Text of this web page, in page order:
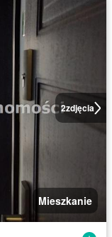
2zdjęcia
Mieszkanie